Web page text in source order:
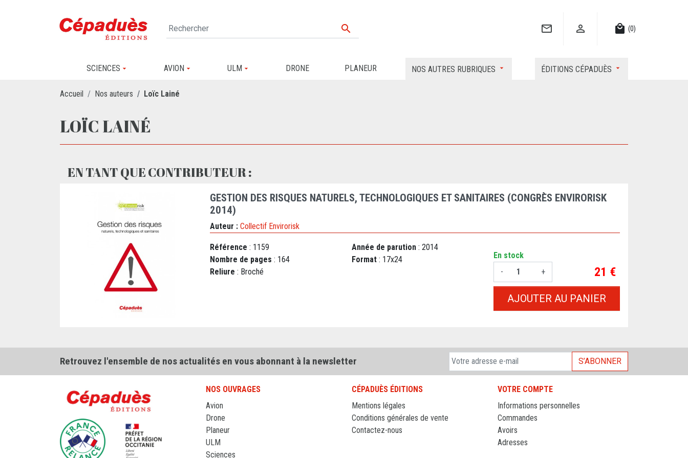
   local_mall (0)
SCIENCES AVION ULM DRONE PLANEUR NOS AUTRES RUBRIQUES ÉDITIONS CÉPADUÈS
Accueil Nos auteurs Loïc Lainé
LOÏC LAINÉ
EN TANT QUE CONTRIBUTEUR :
GESTION DES RISQUES NATURELS, TECHNOLOGIQUES ET SANITAIRES (CONGRÈS ENVIRORISK
2014)
Auteur : Collectif Envirorisk
Référence : 1159 Année de parution : 2014
Nombre de pages : 164 Format : 17x24
Reliure : Broché
En stock
-
+ Prix
21 €
AJOUTER AU PANIER
Retrouvez l'ensemble de nos actualités en vous abonnant à la newsletter S’ABONNER
NOS OUVRAGES
Avion
Drone
Planeur
ULM
Sciences
CÉPADUÈS ÉDITIONS
Mentions légales
Conditions générales de vente
Contactez-nous
VOTRE COMPTE
Informations personnelles
Commandes
Avoirs
Adresses